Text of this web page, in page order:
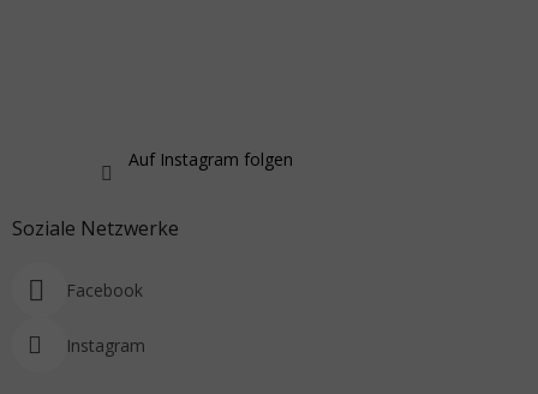
Auf Instagram folgen
Soziale Netzwerke
Facebook
Instagram